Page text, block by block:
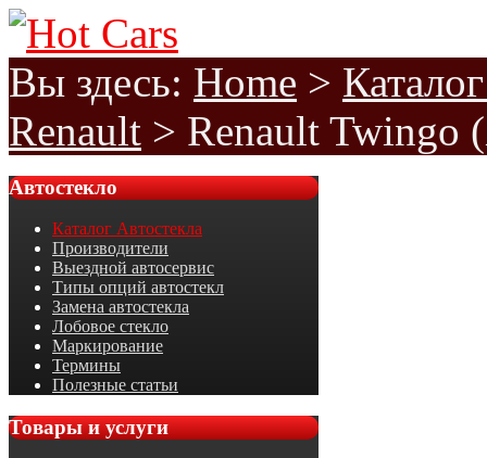
Вы здесь: Home >
Renault > Renault Twingo
Автостекло
Каталог Автостекла
Производители
Выездной автосервис
Типы опций автостекл
Замена автостекла
Лобовое стекло
Маркирование
Термины
Полезные статьи
Товарыи услуги